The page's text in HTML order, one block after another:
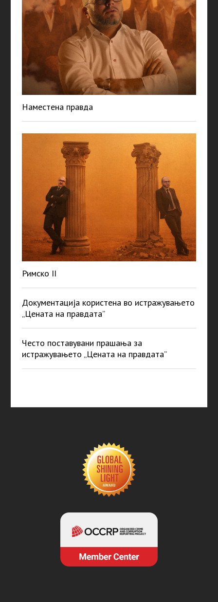
Наместена правда
Римско II
Документација користена во истражувањето
„Цената на правдата”
Често поставувани прашања за
истражувањето „Цената на правдата”